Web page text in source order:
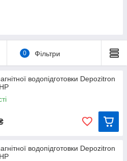
0 Фільтри
водопідготовки Depozitron
водопідготовки Depozitron